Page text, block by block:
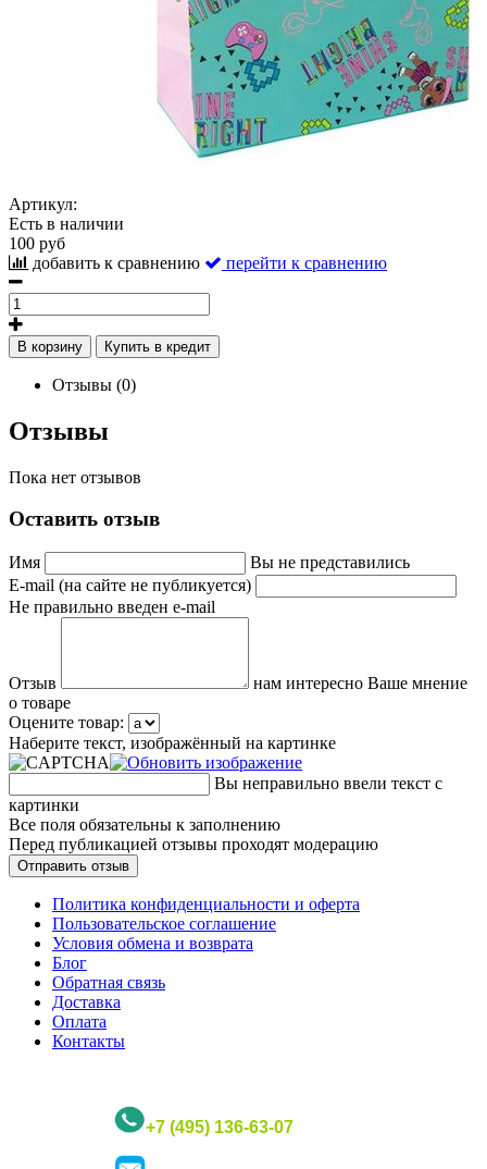
Артикул:
Есть в наличии
100 руб
добавить к сравнению
перейти к сравнению
В корзину Купить в кредит
Отзывы (0)
Отзывы
Пока нет отзывов
Оставить отзыв
Имя
Вы не представились
E-mail (на сайте не публикуется)
Не правильно введен e-mail
Отзыв
нам интересно Ваше мнение
о товаре
Оцените товар:
Наберите текст, изображённый на картинке
Вы неправильно ввели текст с
картинки
Все поля обязательны к заполнению
Перед публикацией отзывы проходят модерацию
Политика конфиденциальности и оферта
Пользовательское соглашение
Условия обмена и возврата
Блог
Обратная связь
Доставка
Оплата
Контакты
+7 (495) 136-63-07